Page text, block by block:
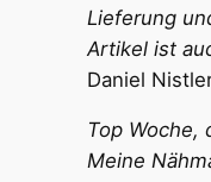
Lieferung
Artikel ist
Daniel
Top Woche,
Meine